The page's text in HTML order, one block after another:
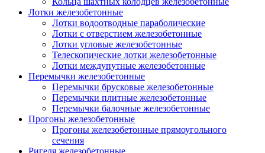
Лотки железобетонные
Лотки водоотводные параболические
Лотки с отверстием железобетонные
Лотки угловые железобетонные
Телескопические лотки железобетонные
Лотки междупутные железобетонные
Перемычки железобетонные
Перемычки брусковые железобетонные
Перемычки плитные железобетонные
Перемычки балочные железобетонные
Прогоны железобетонные
Прогоны железобетонные прямоугольного
сечения
Ригеля железобетонные